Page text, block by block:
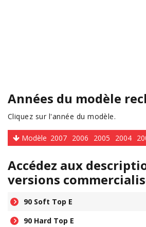
Années du modèle
Cliquez sur l'année du modèle.
Modèle 2007 2006 2005 2004
Accédez aux
versions
90 Soft Top E
90 Hard Top E